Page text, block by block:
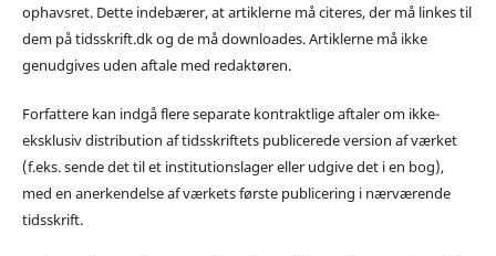
ophavsret. Dette indebærer, at artiklerne må citeres, der må linkes til
dem på tidsskrift.dk og de må downloades. Artiklerne må ikke
genudgives uden aftale med redaktøren.
Forfattere kan indgå flere separate kontraktlige aftaler om ikke-
eksklusiv distribution af tidsskriftets publicerede version af værket
(f.eks. sende det til et institutionslager eller udgive det i en bog),
med en anerkendelse af værkets første publicering i nærværende
tidsskrift.